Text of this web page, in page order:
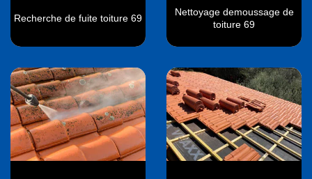
Recherche de fuite toiture 69
Nettoyage demoussage de
toiture 69